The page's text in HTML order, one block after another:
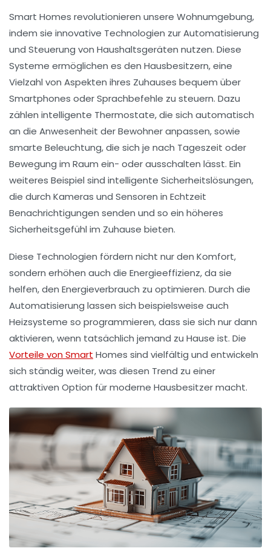
Smart Homes revolutionieren unsere Wohnumgebung,
indem sie innovative Technologien zur Automatisierung
und Steuerung von Haushaltsgeräten nutzen. Diese
Systeme ermöglichen es den Hausbesitzern, eine
Vielzahl von Aspekten ihres Zuhauses bequem über
Smartphones oder Sprachbefehle zu steuern. Dazu
zählen intelligente Thermostate, die sich automatisch
an die Anwesenheit der Bewohner anpassen, sowie
smarte Beleuchtung, die sich je nach Tageszeit oder
Bewegung im Raum ein- oder ausschalten lässt. Ein
weiteres Beispiel sind intelligente Sicherheitslösungen,
die durch Kameras und Sensoren in Echtzeit
Benachrichtigungen senden und so ein höheres
Sicherheitsgefühl im Zuhause bieten.
Diese Technologien fördern nicht nur den Komfort,
sondern erhöhen auch die Energieeffizienz, da sie
helfen, den Energieverbrauch zu optimieren. Durch die
Automatisierung lassen sich beispielsweise auch
Heizsysteme so programmieren, dass sie sich nur dann
aktivieren, wenn tatsächlich jemand zu Hause ist. Die
Vorteile von Smart Homes sind vielfältig und entwickeln
sich ständig weiter, was diesen Trend zu einer
attraktiven Option für moderne Hausbesitzer macht.